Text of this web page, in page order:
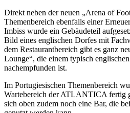
Direkt neben der neuen „Arena of
Themenbereich ebenfalls einer
Imbiss wurde ein Gebäudeteil
Bild eines englischen Dorfes mit
dem Restaurantbereich gibt es ganz
Lounge“, die einem typisch
nachempfunden ist.
Im Portugiesischen Themenbereich
Wartebereich der ATLANTICA fertig
sich oben zudem noch eine Bar, die